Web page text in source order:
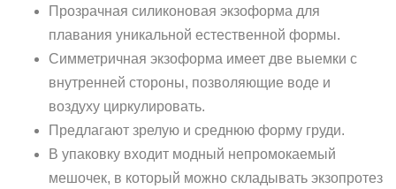
Прозрачная силиконовая экзоформа для
плавания уникальной естественной формы.
Симметричная экзоформа имеет две выемки с
внутренней стороны, позволяющие воде и
воздуху циркулировать.
Предлагают зрелую и среднюю форму груди.
В упаковку входит модный непромокаемый
мешочек, в который можно складывать экзопротез